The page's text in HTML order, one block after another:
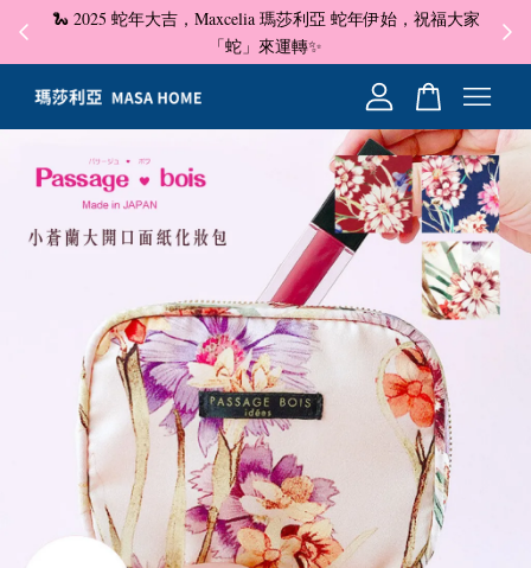
🐍 2025 蛇年大吉，Maxcelia 瑪莎利亞 蛇年伊始，祝福大家
「蛇」來運轉✨
✦
您的購物車目前還是空的。